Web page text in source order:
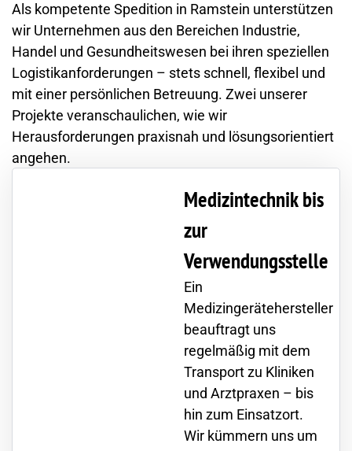
Als kompetente Spedition in Ramstein unterstützen
wir Unternehmen aus den Bereichen Industrie,
Handel und Gesundheitswesen bei ihren speziellen
Logistikanforderungen – stets schnell, flexibel und
mit einer persönlichen Betreuung. Zwei unserer
Projekte veranschaulichen, wie wir
Herausforderungen praxisnah und lösungsorientiert
angehen.
Medizintechnik bis
zur
Verwendungsstelle
Ein
Medizingerätehersteller
beauftragt uns
regelmäßig mit dem
Transport zu Kliniken
und Arztpraxen – bis
hin zum Einsatzort.
Wir kümmern uns um